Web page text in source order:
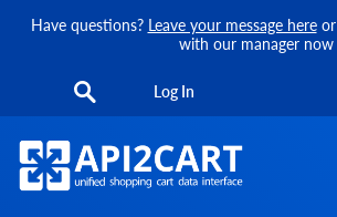
Have questions? Leave your message hereor
with our manager now
Log In